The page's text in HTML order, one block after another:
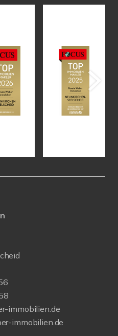
immobilien.de
immobilien.de